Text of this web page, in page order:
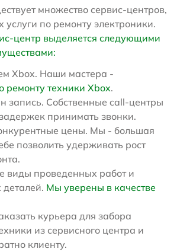
множество сервис-центров,
по ремонту электроники.
центр выделяется следующими
Xbox. Наши мастера -
ремонту техники Xbox.
запись. Собственные call-центры
принимать звонки.
цены. Мы - большая
позволить удерживать рост
виды проведенных работ и
Мы уверены в качестве
курьера для забора
из сервисного центра и
клиенту.